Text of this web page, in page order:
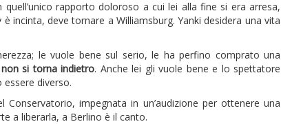
rapporto doloroso a cui lei alla fine si era arresa,
incinta, deve tornare a Williamsburg. Yanki desidera una vita
le vuole bene sul serio, le ha perfino comprato una
si torna indietro. Anche lei gli vuole bene e lo spettatore
diverso.
impegnata in un’audizione per ottenere una
a liberarla, a Berlino è il canto.